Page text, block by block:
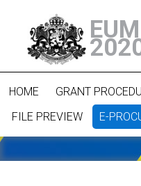
HOME GRANT
FILE PREVIEW
E-